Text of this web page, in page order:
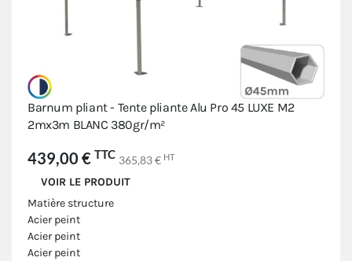
Barnum pliant - Tente pliante Alu Pro 45 LUXE M2
2mx3m BLANC 380gr/m²
439,00 € TTC 365,83 € HT
VOIR LE PRODUIT
Matière structure
Acier peint
Acier peint
Acier peint